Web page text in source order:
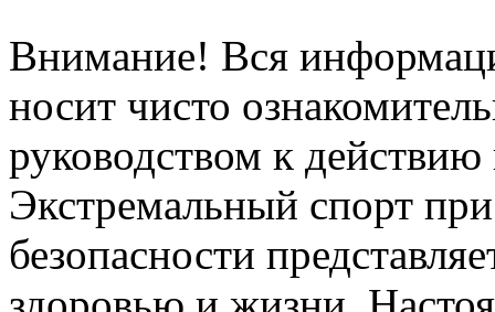
Внимание! Вся
носит чисто
руководством к
Экстремальный спорт
безопасности